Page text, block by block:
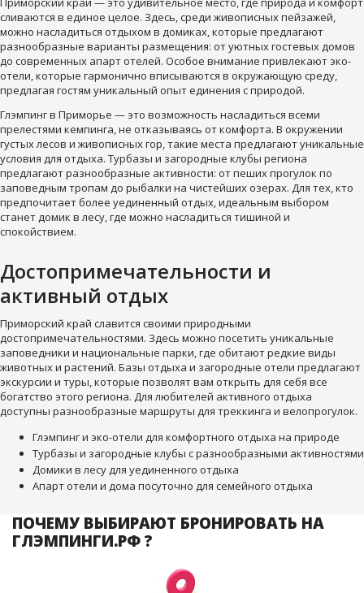
сливаются в единое целое. Здесь, среди живописных пейзажей,
можно насладиться отдыхом в домиках, которые предлагают
разнообразные варианты размещения: от уютных гостевых домов
до современных апарт отелей. Особое внимание привлекают эко-
отели, которые гармонично вписываются в окружающую среду,
предлагая гостям уникальный опыт единения с природой.
Глэмпинг в Приморье — это возможность насладиться всеми
прелестями кемпинга, не отказываясь от комфорта. В окружении
густых лесов и живописных гор, такие места предлагают уникальные
условия для отдыха. Турбазы и загородные клубы региона
предлагают разнообразные активности: от пеших прогулок по
заповедным тропам до рыбалки на чистейших озерах. Для тех, кто
предпочитает более уединенный отдых, идеальным выбором
станет домик в лесу, где можно насладиться тишиной и
спокойствием.
Достопримечательности и
активный отдых
Приморский край славится своими природными
достопримечательностями. Здесь можно посетить уникальные
заповедники и национальные парки, где обитают редкие виды
животных и растений. Базы отдыха и загородные отели предлагают
экскурсии и туры, которые позволят вам открыть для себя все
богатство этого региона. Для любителей активного отдыха
доступны разнообразные маршруты для треккинга и велопрогулок.
Глэмпинг и эко-отели для комфортного отдыха на природе
Турбазы и загородные клубы с разнообразными активностями
Домики в лесу для уединенного отдыха
Апарт отели и дома посуточно для семейного отдыха
ПОЧЕМУ ВЫБИРАЮТ БРОНИРОВАТЬ НА
ГЛЭМПИНГИ.РФ ?